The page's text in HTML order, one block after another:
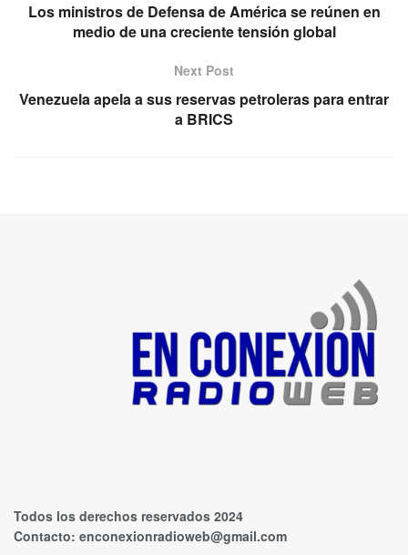
Los ministros de Defensa de América se reúnen en
medio de una creciente tensión global
Next Post
Venezuela apela a sus reservas petroleras para entrar
a BRICS
Todos los derechos reservados 2024
Contacto: enconexionradioweb@gmail.com